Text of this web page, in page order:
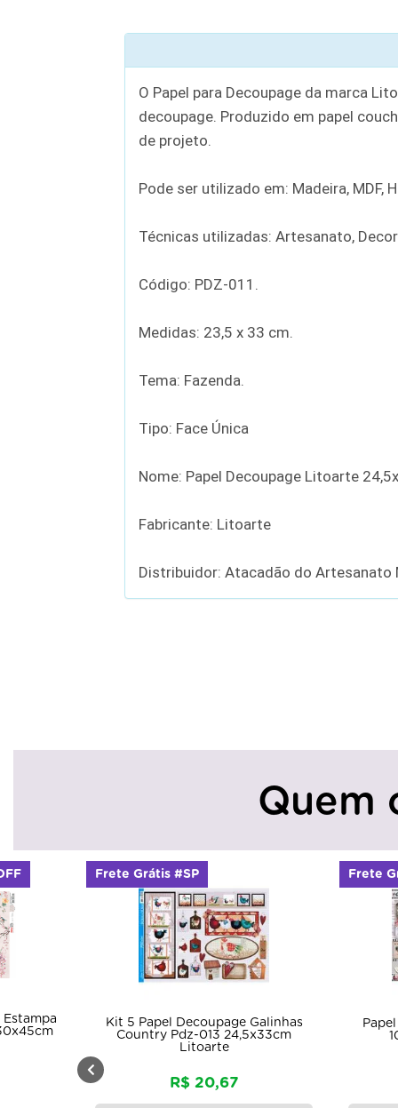
O Papel para Decoupage da marca
decoupage. Produzido em papel
de projeto.
Pode ser utilizado em: Madeira, MDF,
Técnicas utilizadas: Artesanato,
Código: PDZ-011.
Medidas: 23,5 x 33 cm.
Tema: Fazenda.
Tipo: Face Única
Nome: Papel Decoupage Litoarte
Fabricante: Litoarte
Distribuidor: Atacadão do Artesanato
Quem
Kit 5 Papel Decoupage Galinhas
Country Pdz-013 24,5x33cm
Litoarte
R$ 20,67
Frete Grátis #SP Frete